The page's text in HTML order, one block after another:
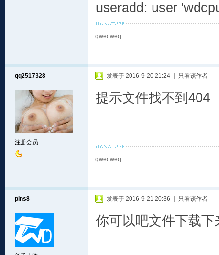
useradd: user
qweqweq
qq2517328
注册会员
发表于 2016-9-20 21:24 只看该作者
提示文件找不到404
qweqweq
pins8 发表于 2016-9-21 20:36 只看该作者
你可以吧文件下载